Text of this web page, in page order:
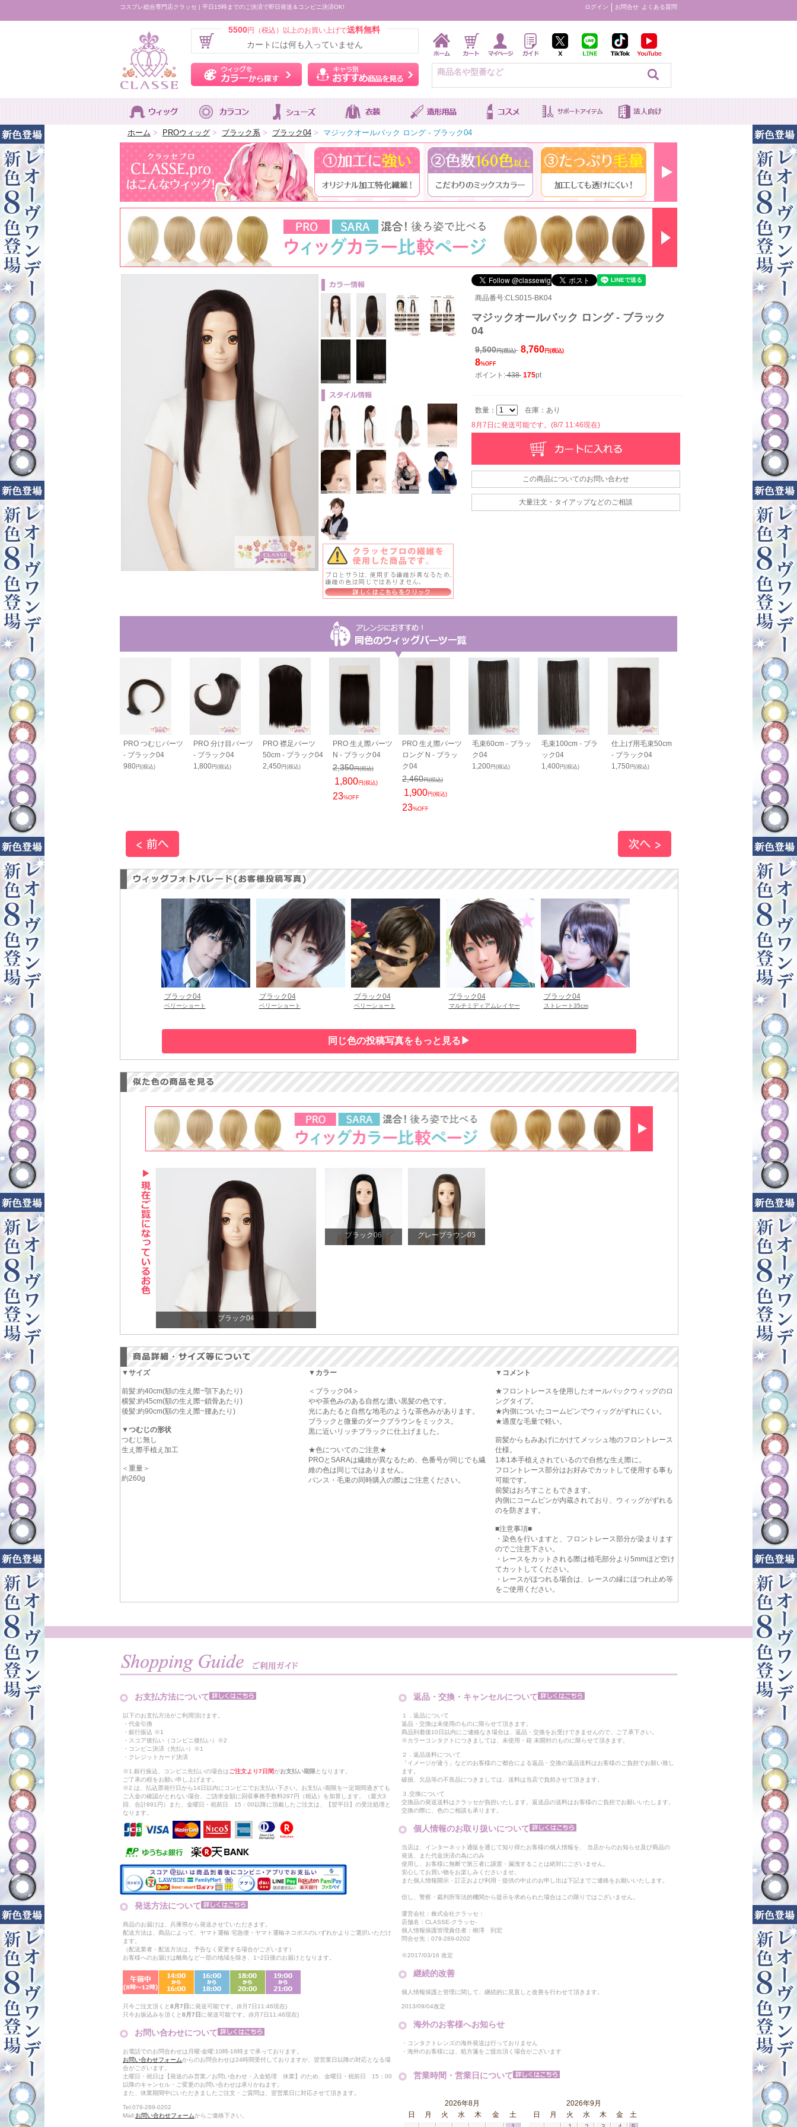
コスプレ総合専門店クラッセ | 平日15時までのご決済で即日発送＆コンビニ決済OK! ログイン お問合せ よくある質問
5500円（税込）以上のお買い上げで送料無料
カートには何も入っていません
ウィッグをカラーから探す キャラ別おすすめ商品を見る
ホーム > PROウィッグ > ブラック系 > ブラック04 > マジックオールバック ロング - ブラック04
商品番号:CLS015-BK04
マジックオールバック ロング - ブラック
04
9,500円(税込) 8,760 円(税込)
8%OFF
ポイント:438 175pt
数量：
在庫：あり
8月7日に発送可能です。(8/7 11:46現在)
この商品についてのお問い合わせ
大量注文・タイアップなどのご相談
バンス80cm
ク04
円(税込)
PRO つむじパーツ
- ブラック04
980円(税込)
PRO 分け目パーツ
- ブラック04
1,800円(税込)
PRO 襟足パーツ
50cm - ブラック04
2,450円(税込)
PRO 生え際パーツ
N - ブラック04
2,350円(税込)
1,800円(税込)
23%OFF
PRO 生え際パーツ
ロング N - ブラッ
ク04
2,460円(税込)
1,900円(税込)
23%OFF
毛束60cm - ブラッ
ク04
1,200円(税込)
毛束100cm - ブラ
ック04
1,400円(税込)
仕上げ用毛束50cm
- ブラック04
1,750円(税込)
バンス40cm -
ック04
1,800円(税込)
ブラック04
ベリーショート
ブラック04
ベリーショート
ブラック04
ベリーショート
ブラック04
マルチミディアムレイヤー
ブラック04
ストレート35cm
ブラック04
ブラック06 グレーブラウン03
▼サイズ
前髪:約40cm(額の生え際~顎下あたり)
横髪:約45cm(額の生え際~鎖骨あたり)
後髪:約90cm(額の生え際~腰あたり)
▼つむじの形状
つむじ無し
生え際手植え加工
＜重量＞
約260g
▼カラー
＜ブラック04＞
やや茶色みのある自然な濃い黒髪の色です。
光にあたると自然な地毛のような茶色みがあります。
ブラックと微量のダークブラウンをミックス。
黒に近いリッチブラックに仕上げました。
★色についてのご注意★
PROとSARAは繊維が異なるため、色番号が同じでも繊
維の色は同じではありません。
バンス・毛束の同時購入の際はご注意ください。
▼コメント
★フロントレースを使用したオールバックウィッグのロ
ングタイプ。
★内側についたコームピンでウィッグがずれにくい。
★適度な毛量で軽い。
前髪からもみあげにかけてメッシュ地のフロントレース
仕様。
1本1本手植えされているので自然な生え際に。
フロントレース部分はお好みでカットして使用する事も
可能です。
前髪はおろすこともできます。
内側にコームピンが内蔵されており、ウィッグがずれる
のを防ぎます。
■注意事項■
・染色を行いますと、フロントレース部分が染まります
のでご注意下さい。
・レースをカットされる際は植毛部分より5mmほど空け
てカットしてください。
・レースがほつれる場合は、レースの縁にほつれ止め等
をご使用ください。
お支払方法について
以下のお支払方法がご利用頂けます。
・代金引換
・銀行振込 ※1
・スコア後払い（コンビニ後払い）※2
・コンビニ決済（先払い）※1
・クレジットカード決済
※1.銀行振込、コンビニ先払いの場合はご注文より7日間がお支払い期限 となります。
ご了承の程をお願い申し上げます。
※2.は、払込票発行日から14日以内にコンビニでお支払い下さい。お支払い期限を一定期間過ぎても
ご入金の確認がとれない場合、ご請求金額に回収事務手数料297円（税込）を加算します。（最大3
回、合計891円）また、金曜日・祝前日 15：00以降に頂戴したご注文は、【翌平日】の受注処理と
なります。
発送方法について
商品のお届けは、兵庫県から発送させていただきます。
配送方法は、商品によって、ヤマト運輸 宅急便・ヤマト運輸ネコポスのいずれかよりご選択いただけ
ます。
（配送業者・配送方法は、予告なく変更する場合がございます）
お客様へのお届けは離島など一部の地域を除き、1~2日後のお届けとなります。
只今ご注文頂くと8月7日 に発送可能です。(8月7日11:46現在)
只今お振込みを頂くと8月7日 に発送可能です。(8月7日11:46現在)
お問い合わせについて
お電話でのお問合わせは月曜-金曜:10時-16時まで承っております。
お問い合わせフォームからのお問合わせは24時間受付しておりますが、翌営業日以降の対応となる場
合がございます。
土曜日・祝日は【発送のみ営業／お問い合わせ・入金処理 休業】のため、金曜日・祝前日 15：00
以降のキャンセル・ご変更のお問い合わせは承りかねます。
また、休業期間中にいただきましたご注文・ご質問は、翌営業日に対応させて頂きます。
Tel:079-289-0202
Mail:お問い合わせフォームからご連絡下さい。
返品・交換・キャンセルについて
１．返品について
返品・交換は未使用のものに限らせて頂きます。
商品到着後10日以内にご連絡なき場合は、返品・交換をお受けできませんので、ご了承下さい。
※カラーコンタクトにつきましては、未使用・箱 未開封のものに限らせて頂きます。
２．返品送料について
「イメージが違う」などのお客様のご都合による返品・交換の返品送料はお客様のご負担でお願い致し
ます。
破損、欠品等の不良品につきましては、送料は当店で負担させて頂きます。
３.交換について
交換品の発送送料はクラッセが負担いたします。返送品の送料はお客様のご負担でお願いいたします。
交換の際に、色のご相談も承ります。
個人情報のお取り扱いについて
当店は、インターネット通販を通じて知り得たお客様の個人情報を、 当店からのお知らせ及び商品の
発送、また代金決済の為にのみ
使用し、お客様に無断で第三者に譲渡・漏洩することは絶対にございません。
安心してお買い物をお楽しみくださいませ。
また個人情報開示・訂正および利用・提供の中止のお申し出は下記までご連絡をお願いいたします。
但し、警察・裁判所等法的機関から提示を求められた場合はこの限りではございません。
運営会社：株式会社クラッセ：
店舗名：CLASSE-クラッセ-
個人情報保護管理責任者：柳澤 到宏
問合せ先：079-289-0202
※2017/03/16 改定
継続的改善
個人情報保護と管理に関して、継続的に見直しと改善を行わせて頂きます。
2013/09/04改定
海外のお客様へお知らせ
・コンタクトレンズの海外発送は行っておりません
・海外のお客様には、処方箋をご提出頂く場合がございます
営業時間・営業日について
2026年8月
日
月 火 水 木 金
土
2026年9月
日
月 火 水 木 金
土